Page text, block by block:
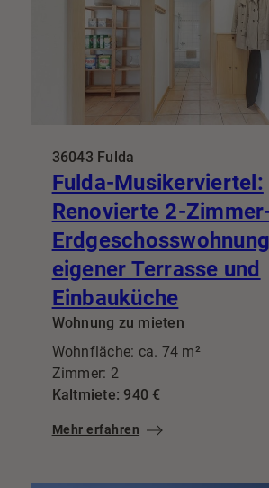
36043 Fulda
Fulda-Musikerviertel:
Renovierte 2-
eigener Terrasse und
Einbauküche
Wohnung zu mieten
Wohnfläche: ca. 74 m²
Zimmer: 2
Kaltmiete: 940 €
Mehr erfahren